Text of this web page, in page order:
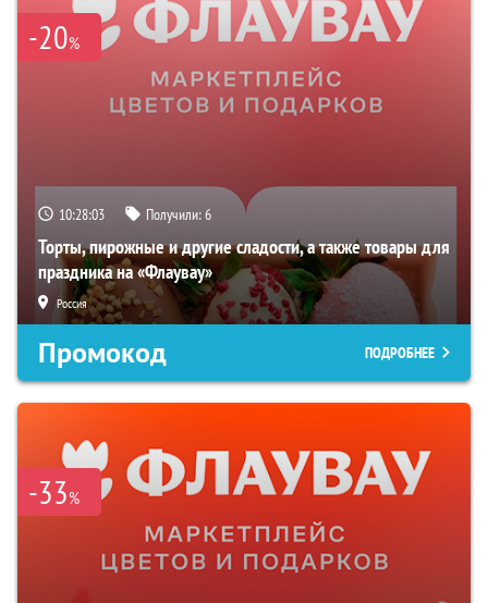
-20%
10:28:01 Получили:6
Торты, пирожные и другие сладости, а также товары для
праздника на «Флаувау»
Россия
Промокод ПОДРОБНЕЕ
-33%